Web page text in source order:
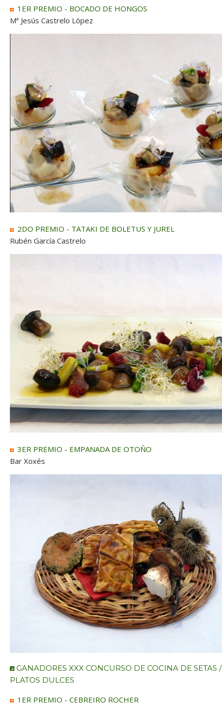
1ER PREMIO - BOCADO DE HONGOS
Mª Jesús Castrelo López
2DO PREMIO - TATAKI DE BOLETUS Y JUREL
Rubén García Castrelo
3ER PREMIO - EMPANADA DE OTOÑO
Bar Xoxés
GANADORES XXX CONCURSO DE COCINA DE SETAS /
PLATOS DULCES
1ER PREMIO - CEBREIRO ROCHER